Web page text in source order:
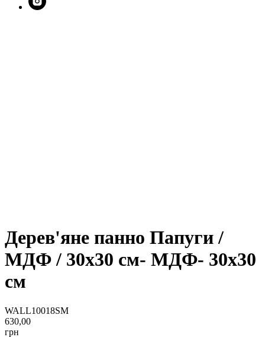
Дерев'яне панно Папуги /
МДФ / 30x30 см- МДФ- 30x30
см
WALL10018SM
630,00
грн